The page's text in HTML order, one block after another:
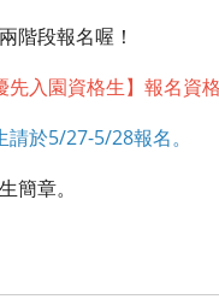
階段報名喔！
入園資格生】報名資
於5/27-5/28報名。
簡章。